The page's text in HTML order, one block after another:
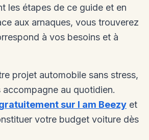
les étapes de ce guide et en
aux arnaques, vous trouverez
à vos besoins et à
projet automobile sans stress,
accompagne au quotidien.
sur I am Beezy et
votre budget voiture dès